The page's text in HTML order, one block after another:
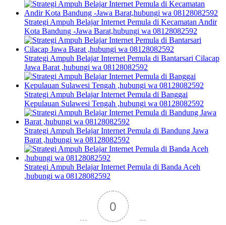
Strategi Ampuh Belajar Internet Pemula di Kecamatan Andir
Kota Bandung -Jawa Barat,hubungi wa 08128082592
Strategi Ampuh Belajar Internet Pemula di Bantarsari Cilacap
Jawa Barat ,hubungi wa 08128082592
Strategi Ampuh Belajar Internet Pemula di Banggai
Kepulauan Sulawesi Tengah ,hubungi wa 08128082592
Strategi Ampuh Belajar Internet Pemula di Bandung Jawa
Barat ,hubungi wa 08128082592
Strategi Ampuh Belajar Internet Pemula di Banda Aceh
,hubungi wa 08128082592
0